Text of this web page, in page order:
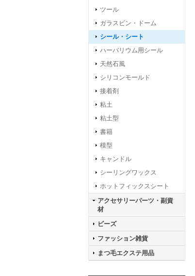
ツール
ガラスビン・ドーム
シール・シート
ハーバリウム用シール
天然石風
シリコンモールド
接着剤
粘土
粘土型
書籍
模型
キャンドル
シーリングワックス
ホットフィックスシート
アクセサリーパーツ・副資
材
ビーズ
ファッション雑貨
まつ毛エクステ用品